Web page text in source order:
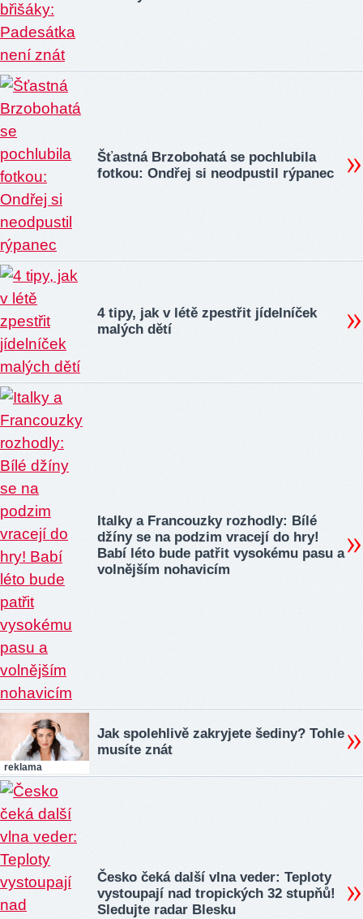
Šťastná Brzobohatá se pochlubila
fotkou: Ondřej si neodpustil rýpanec
4 tipy, jak v létě zpestřit jídelníček
malých dětí
Italky a Francouzky rozhodly: Bílé
džíny se na podzim vracejí do hry!
Babí léto bude patřit vysokému pasu a
volnějším nohavicím
reklama
Jak spolehlivě zakryjete šediny? Tohle
musíte znát
Česko čeká další vlna veder: Teploty
vystoupají nad tropických 32 stupňů!
Sledujte radar Blesku